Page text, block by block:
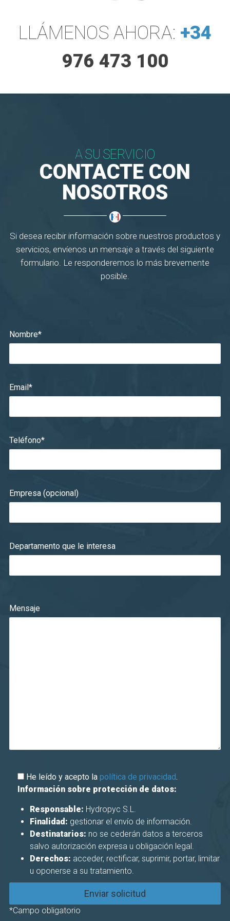
LLÁMENOS AHORA: +34
976 473 100
A SU SERVICIO
CONTACTE CON
NOSOTROS
Si desea recibir información sobre nuestros productos y
servicios, envíenos un mensaje a través del siguiente
formulario. Le responderemos lo más brevemente
posible.
Nombre*
Email*
Teléfono*
Empresa (opcional)
Departamento que le interesa
Mensaje
He leído y acepto la política de privacidad.
Información sobre protección de datos:
Responsable: Hydropyc S.L.
Finalidad: gestionar el envío de información.
Destinatarios: no se cederán datos a terceros
salvo autorización expresa u obligación legal.
Derechos: acceder, rectificar, suprimir, portar, limitar
u oponerse a su tratamiento.
*Campo obligatorio